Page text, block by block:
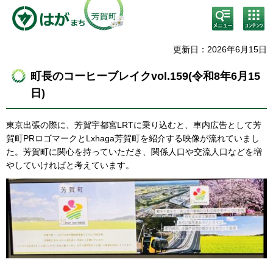
検
索・
メニ
コン
テン
ニュ
更新日：2026年6月15日
町長のコーヒーブレイクvol.159(令和8年6月15
日)
東京出張の際に、芳賀宇都宮LRTに乗り込むと、車内広告として芳
賀町PRロゴマークとLxhaga芳賀町を紹介する映像が流れていまし
た。芳賀町に関心を持っていただき、関係人口や交流人口などを増
やしていければと考えています。